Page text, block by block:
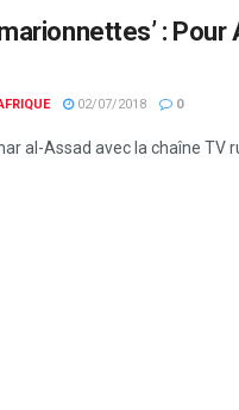
PAYS
: Pour
02/07/2018 0
al-Assad avec la chaîne TV